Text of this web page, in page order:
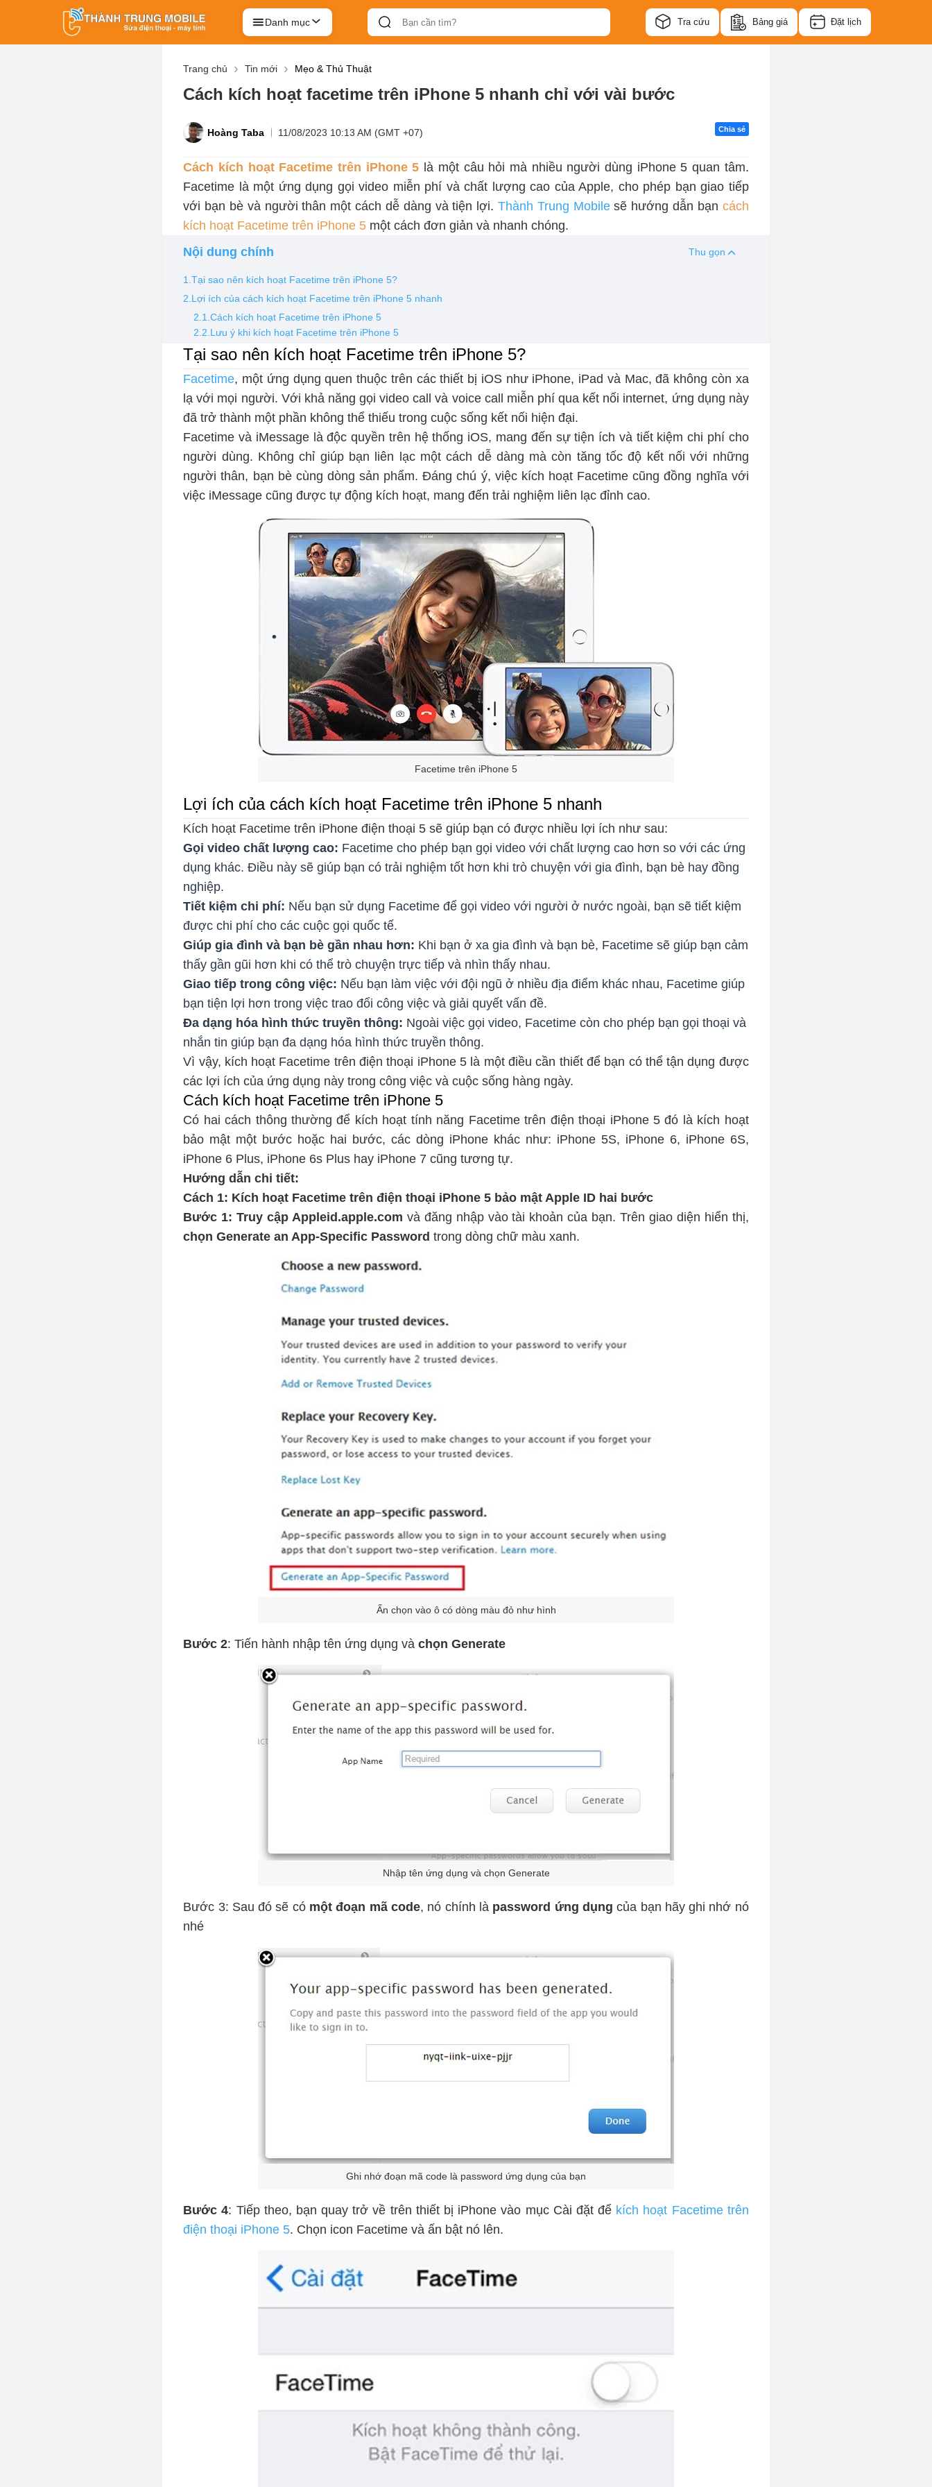
Danh mục Tra cứu Bảng giá Đặt lịch
Trang chủ Tin mới Mẹo & Thủ Thuật
Cách kích hoạt facetime trên iPhone 5 nhanh chỉ với vài bước
Hoàng Taba 11/08/2023 10:13 AM (GMT +07) Chia sẻ
Cách kích hoạt Facetime trên iPhone 5 là một câu hỏi mà nhiều người dùng iPhone 5 quan tâm.
Facetime là một ứng dụng gọi video miễn phí và chất lượng cao của Apple, cho phép bạn giao tiếp
với bạn bè và người thân một cách dễ dàng và tiện lợi. Thành Trung Mobilesẽ hướng dẫn bạn cách
kích hoạt Facetime trên iPhone 5 một cách đơn giản và nhanh chóng.
Nội dung chính
Thu gọn
1.Tại sao nên kích hoạt Facetime trên iPhone 5?
2.Lợi ích của cách kích hoạt Facetime trên iPhone 5 nhanh
2.1.Cách kích hoạt Facetime trên iPhone 5
2.2.Lưu ý khi kích hoạt Facetime trên iPhone 5
Tại sao nên kích hoạt Facetime trên iPhone 5?
Facetime, một ứng dụng quen thuộc trên các thiết bị iOS như iPhone, iPad và Mac, đã không còn xa
lạ với mọi người. Với khả năng gọi video call và voice call miễn phí qua kết nối internet, ứng dụng này
đã trở thành một phần không thể thiếu trong cuộc sống kết nối hiện đại.
Facetime và iMessage là độc quyền trên hệ thống iOS, mang đến sự tiện ích và tiết kiệm chi phí cho
người dùng. Không chỉ giúp bạn liên lạc một cách dễ dàng mà còn tăng tốc độ kết nối với những
người thân, bạn bè cùng dòng sản phẩm. Đáng chú ý, việc kích hoạt Facetime cũng đồng nghĩa với
việc iMessage cũng được tự động kích hoạt, mang đến trải nghiệm liên lạc đỉnh cao.
Facetime trên iPhone 5
Lợi ích của cách kích hoạt Facetime trên iPhone 5 nhanh
Kích hoạt Facetime trên iPhone điện thoại 5 sẽ giúp bạn có được nhiều lợi ích như sau:
Gọi video chất lượng cao: Facetime cho phép bạn gọi video với chất lượng cao hơn so với các ứng
dụng khác. Điều này sẽ giúp bạn có trải nghiệm tốt hơn khi trò chuyện với gia đình, bạn bè hay đồng
nghiệp.
Tiết kiệm chi phí: Nếu bạn sử dụng Facetime để gọi video với người ở nước ngoài, bạn sẽ tiết kiệm
được chi phí cho các cuộc gọi quốc tế.
Giúp gia đình và bạn bè gần nhau hơn: Khi bạn ở xa gia đình và bạn bè, Facetime sẽ giúp bạn cảm
thấy gần gũi hơn khi có thể trò chuyện trực tiếp và nhìn thấy nhau.
Giao tiếp trong công việc: Nếu bạn làm việc với đội ngũ ở nhiều địa điểm khác nhau, Facetime giúp
bạn tiện lợi hơn trong việc trao đổi công việc và giải quyết vấn đề.
Đa dạng hóa hình thức truyền thông: Ngoài việc gọi video, Facetime còn cho phép bạn gọi thoại và
nhắn tin giúp bạn đa dạng hóa hình thức truyền thông.
Vì vậy, kích hoạt Facetime trên điện thoại iPhone 5 là một điều cần thiết để bạn có thể tận dụng được
các lợi ích của ứng dụng này trong công việc và cuộc sống hàng ngày.
Cách kích hoạt Facetime trên iPhone 5
Có hai cách thông thường để kích hoạt tính năng Facetime trên điện thoại iPhone 5 đó là kích hoạt
bảo mật một bước hoặc hai bước, các dòng iPhone khác như: iPhone 5S, iPhone 6, iPhone 6S,
iPhone 6 Plus, iPhone 6s Plus hay iPhone 7 cũng tương tự.
Hướng dẫn chi tiết:
Cách 1: Kích hoạt Facetime trên điện thoại iPhone 5 bảo mật Apple ID hai bước
Bước 1: Truy cập Appleid.apple.com và đăng nhập vào tài khoản của bạn. Trên giao diện hiển thị,
chọn Generate an App-Specific Password trong dòng chữ màu xanh.
Ấn chọn vào ô có dòng màu đỏ như hình
Bước 2: Tiến hành nhập tên ứng dụng vàchọn Generate
Nhập tên ứng dụng và chọn Generate
Bước 3: Sau đó sẽ có một đoạn mã code, nó chính là password ứng dụng của bạn hãy ghi nhớ nó
nhé
Ghi nhớ đoạn mã code là password ứng dụng của bạn
Bước 4: Tiếp theo, bạn quay trở về trên thiết bị iPhone vào mục Cài đặt để kích hoạt Facetime trên
điện thoại iPhone 5. Chọn icon Facetime và ấn bật nó lên.